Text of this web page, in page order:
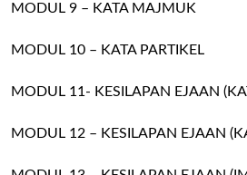
MODUL 9 – KATA MAJMUK
MODUL 10 – KATA PARTIKEL
MODUL 11- KESILAPAN EJAAN
MODUL 12 – KESILAPAN EJAAN